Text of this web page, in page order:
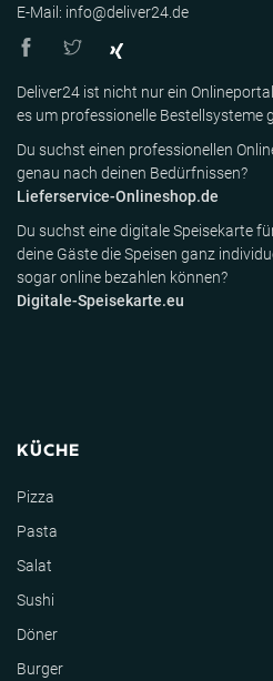
E-Mail: info@deliver24.de
Deliver24 ist nicht nur ein
es um professionelle Bestellsysteme
Du suchst einen professionellen
genau nach deinen Bedürfnissen?
Lieferservice-Onlineshop.de
Du suchst eine digitale Speisekarte
deine Gäste die Speisen ganz
sogar online bezahlen können?
Digitale-Speisekarte.eu
KÜCHE
Pizza
Pasta
Salat
Sushi
Döner
Burger